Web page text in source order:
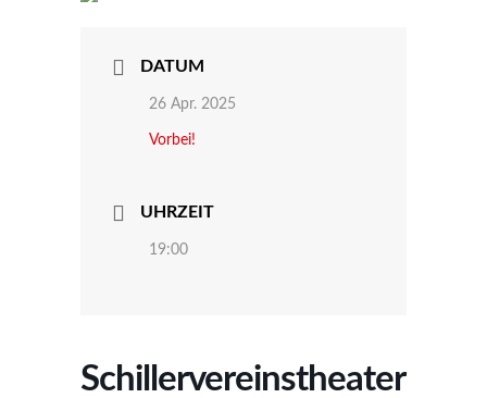
DATUM
26 Apr. 2025
Vorbei!
UHRZEIT
19:00
Schillervereinstheater